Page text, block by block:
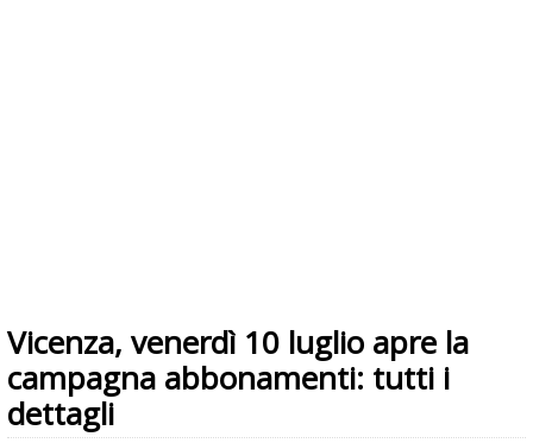
Vicenza, venerdì 10 luglio apre la
campagna abbonamenti: tutti i
dettagli